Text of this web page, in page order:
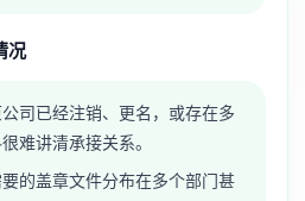
况
司已经注销、更名，或存在多
难讲清承接关系。
的盖章文件分布在多个部门甚